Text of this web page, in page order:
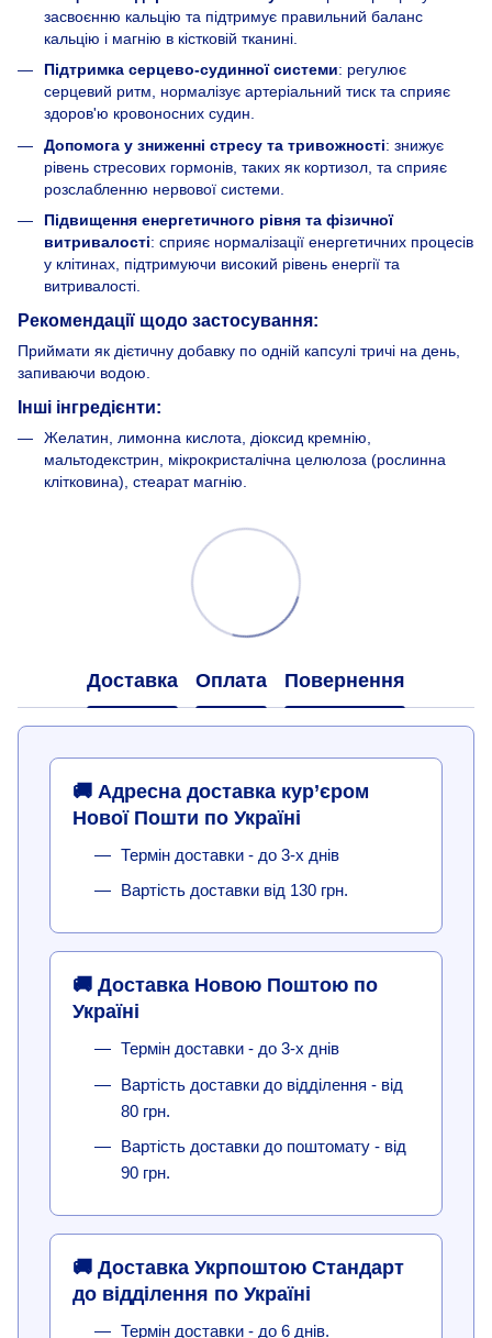
засвоєнню кальцію та підтримує правильний баланс
кальцію і магнію в кістковій тканині.
Підтримка серцево-судинної системи: регулює
серцевий ритм, нормалізує артеріальний тиск та сприяє
здоров'ю кровоносних судин.
Допомога у зниженні стресу та тривожності: знижує
рівень стресових гормонів, таких як кортизол, та сприяє
розслабленню нервової системи.
Підвищення енергетичного рівня та фізичної
витривалості: сприяє нормалізації енергетичних процесів
у клітинах, підтримуючи високий рівень енергії та
витривалості.
Рекомендації щодо застосування:
Приймати як дієтичну добавку по одній капсулі тричі на день,
запиваючи водою.
Інші інгредієнти:
Желатин, лимонна кислота, діоксид кремнію,
мальтодекстрин, мікрокристалічна целюлоза (рослинна
клітковина), стеарат магнію.
Доставка Оплата Повернення
🚚 Адресна доставка кур’єром
Нової Пошти по Україні
Термін доставки - до 3-х днів
Вартість доставки від 130 грн.
🚚 Доставка Новою Поштою по
Україні
Термін доставки - до 3-х днів
Вартість доставки до відділення - від
80 грн.
Вартість доставки до поштомату - від
90 грн.
🚚 Доставка Укрпоштою Стандарт
до відділення по Україні
Термін доставки - до 6 днів.